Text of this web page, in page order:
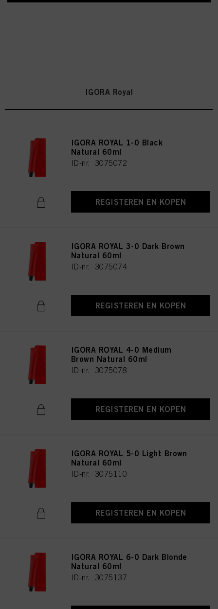
IGORA Royal
IGORA ROYAL 1-0 Black
Natural 60ml
ID-nr. 3075072
REGISTEREN EN KOPEN
IGORA ROYAL 3-0 Dark Brown
Natural 60ml
ID-nr. 3075074
REGISTEREN EN KOPEN
IGORA ROYAL 4-0 Medium
Brown Natural 60ml
ID-nr. 3075078
REGISTEREN EN KOPEN
IGORA ROYAL 5-0 Light Brown
Natural 60ml
ID-nr. 3075110
REGISTEREN EN KOPEN
IGORA ROYAL 6-0 Dark Blonde
Natural 60ml
ID-nr. 3075137